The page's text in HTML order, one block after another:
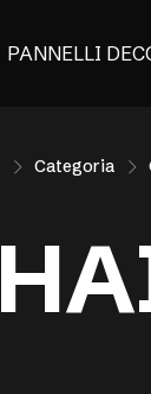
PANNELLI
Categoria